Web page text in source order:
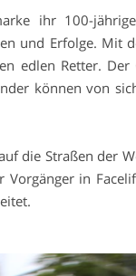
ihr 100-
und Erfolge. Mit
edlen Retter.
können von
die Straßen der
in